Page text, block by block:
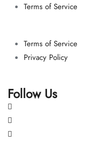
Terms of Service
Terms of Service
Privacy Policy
Follow Us